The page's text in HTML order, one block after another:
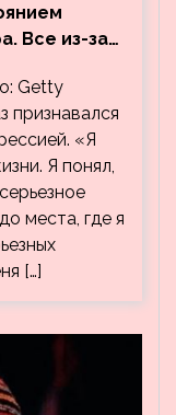
Все из-за
Getty
признавался
«Я
Я понял,
места, где я
[…]